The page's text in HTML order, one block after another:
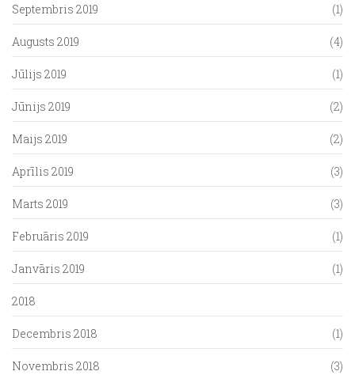
Septembris 2019 (1)
Augusts 2019 (4)
Jūlijs 2019 (1)
Jūnijs 2019 (2)
Maijs 2019 (2)
Aprīlis 2019 (3)
Marts 2019 (3)
Februāris 2019 (1)
Janvāris 2019 (1)
2018
Decembris 2018 (1)
Novembris 2018 (3)